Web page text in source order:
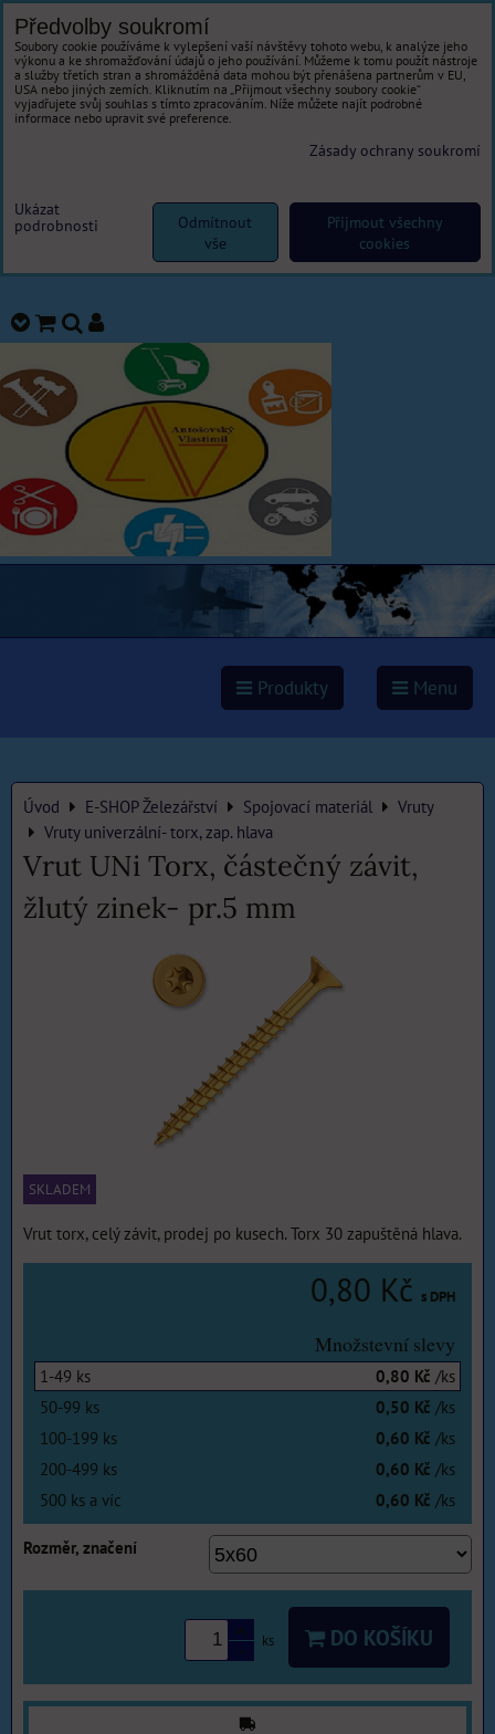
Produkty Menu
Úvod E-SHOP Železářství Spojovací materiál
Vruty
Vruty univerzální- torx, zap. hlava
Vrut UNi Torx, částečný závit,
žlutý zinek- pr.5 mm
SKLADEM
Vrut torx, celý závit, prodej po kusech. Torx 30 zapuštěná hlava.
0,80 Kč s DPH
Množstevní slevy
1-49 ks 0,80 Kč /ks
50-99 ks 0,50 Kč /ks
100-199 ks 0,60 Kč /ks
200-499 ks 0,60 Kč /ks
500 ks a víc 0,60 Kč /ks
Rozměr, značení
ks DO KOŠÍKU
Předvolby soukromí
Soubory cookie používáme k vylepšení vaší návštěvy tohoto webu, k analýze jeho
výkonu a ke shromažďování údajů o jeho používání. Můžeme k tomu použít nástroje
a služby třetích stran a shromážděná data mohou být přenášena partnerům v EU,
USA nebo jiných zemích. Kliknutím na „Přijmout všechny soubory cookie“
vyjadřujete svůj souhlas s tímto zpracováním. Níže můžete najít podrobné
informace nebo upravit své preference.
Zásady ochrany soukromí
Ukázat
podrobnosti
Přijmout všechny
cookies
Odmítnout
vše